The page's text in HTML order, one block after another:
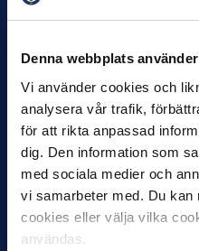
Denna webbplats
Vi använder cookies och
analysera vår trafik,
för att rikta anpassad
dig. Den information som
med sociala medier och
vi samarbeter med. Du kan
cookies eller välja vilka
användas.
27 JULI
Joachim Björklund
Under
Stefan Billborns uppdrag som